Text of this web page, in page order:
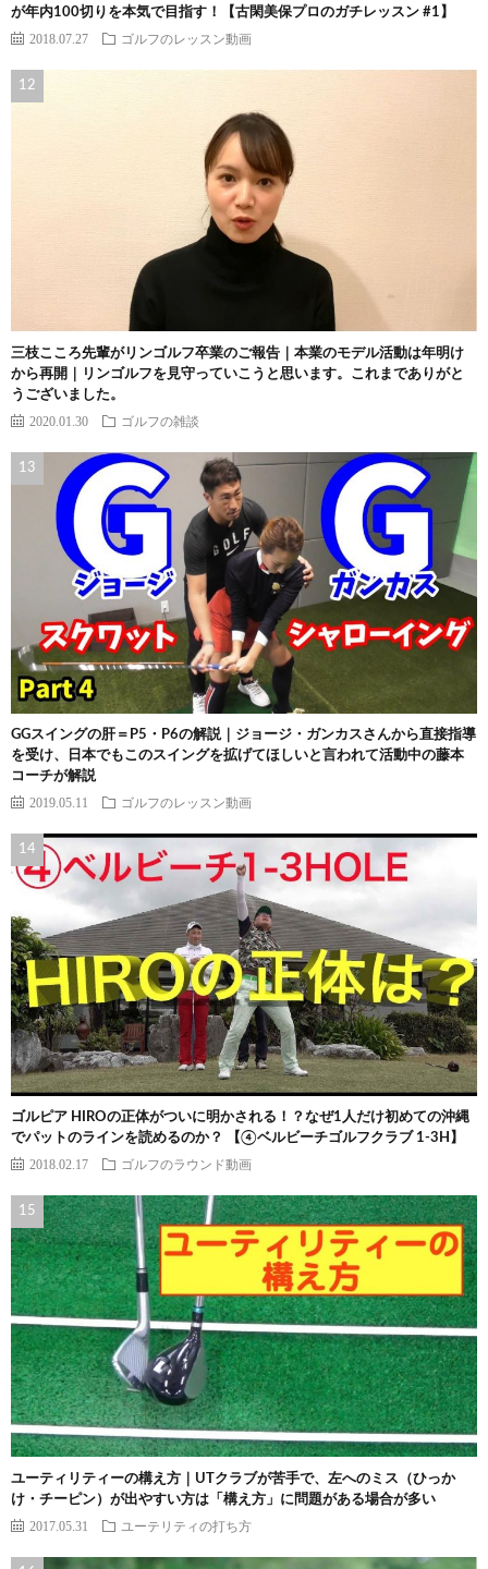
が年内100切りを本気で目指す！【古閑美保プロのガチレッスン #1】
2018.07.27 ゴルフのレッスン動画
三枝こころ先輩がリンゴルフ卒業のご報告｜本業のモデル活動は年明け
から再開｜リンゴルフを見守っていこうと思います。これまでありがと
うございました。
2020.01.30 ゴルフの雑談
GGスイングの肝＝P5・P6の解説｜ジョージ・ガンカスさんから直接指導
を受け、日本でもこのスイングを拡げてほしいと言われて活動中の藤本
コーチが解説
2019.05.11 ゴルフのレッスン動画
ゴルピア HIROの正体がついに明かされる！？なぜ1人だけ初めての沖縄
でパットのラインを読めるのか？ 【④ベルビーチゴルフクラブ 1-3H】
2018.02.17 ゴルフのラウンド動画
ユーティリティーの構え方｜UTクラブが苦手で、左へのミス（ひっか
け・チーピン）が出やすい方は「構え方」に問題がある場合が多い
2017.05.31 ユーテリティの打ち方